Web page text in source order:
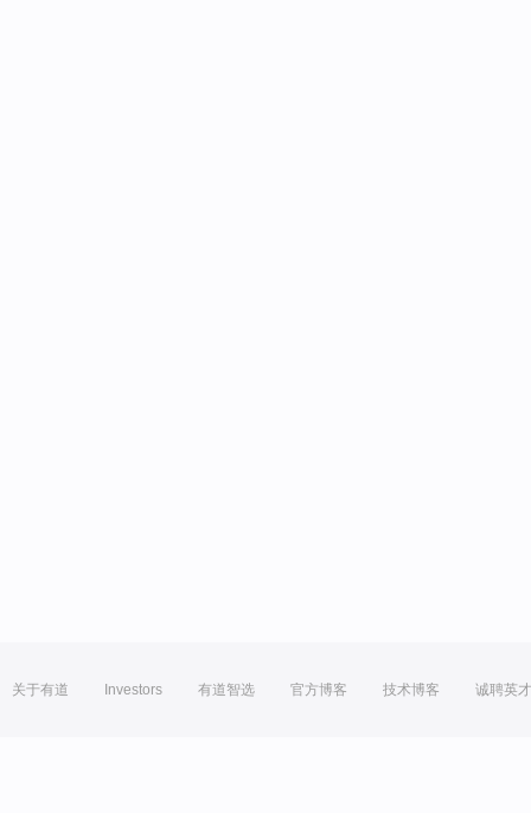
关于有道 Investors 有道智选 官方博客 技术博客 诚聘英才